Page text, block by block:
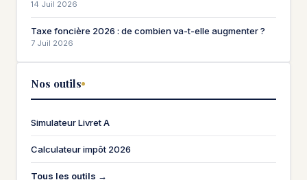
14 Juil 2026
Taxe foncière 2026 : de combien va-t-elle augmenter ?
7 Juil 2026
Nos outils
Simulateur Livret A
Calculateur impôt 2026
Tous les outils →